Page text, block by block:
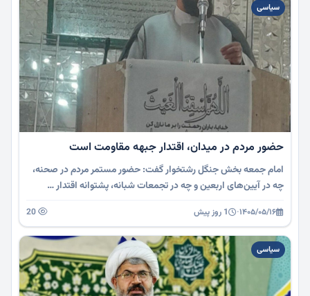
سیاسی
حضور مردم در میدان، اقتدار جبهه مقاومت است
امام جمعه بخش جنگل رشتخوار گفت: حضور مستمر مردم در صحنه،
چه در آیین‌های اربعین و چه در تجمعات شبانه، پشتوانه اقتدار …
۱۴۰۵/۰۵/۱۶· 1 روز پیش
سیاسی